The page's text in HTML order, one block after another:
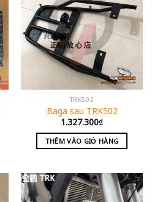
TRK502
Baga sau TRK502
1.327.300₫
THÊM VÀO GIỎ HÀNG